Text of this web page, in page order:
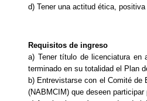
d) Tener una actitud ética,
Requisitos de ingreso
a) Tener título de licenciatura en
terminado en su totalidad el Plan
b) Entrevistarse con el Comité
(NABMCIM) que deseen